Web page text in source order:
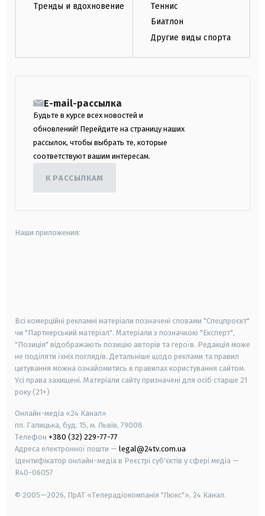
Тренды и вдохновение
Теннис
Биатлон
Другие виды спорта
E-mail-рассылка
Будьте в курсе всех новостей и
обновлений! Перейдите на страницу наших
рассылок, чтобы выбрать те, которые
соответствуют вашим интересам.
К РАССЫЛКАМ
Наши приложения:
Всі комерційні рекламні матеріали позначені словами "Спецпроєкт"
чи "Партнерський матеріал". Матеріали з позначкою "Експерт",
"Позиція" відображають позицію авторів та героїв. Редакція може
не поділяти їхніх поглядів. Детальніше щодо реклами та правил
цитування можна ознайомитись в правилах користування сайтом.
Усі права захищені. Матеріали сайту призначені для осіб старше 21
року (21+)
Онлайн-медіа «24 Канал»
пл. Галицька, буд. 15, м. Львів, 79008
Телефон +380 (32) 229-77-77
Адреса електронної пошти — legal@24tv.com.ua
Ідентифікатор онлайн-медіа в Реєстрі суб'єктів у сфері медіа —
R40-06057
© 2005—2026, ПрАТ «Телерадіокомпанія "Люкс"», 24 Канал.